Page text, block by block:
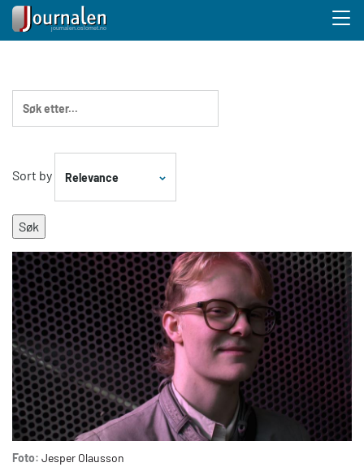
hovedinnhold
Sort by Relevance
Foto: Jesper Olausson